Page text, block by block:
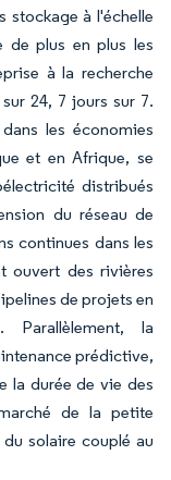
stockage à l'échelle
de plus en plus les
à la recherche
24, 7 jours sur 7.
les économies
et en Afrique, se
distribués
du réseau de
continues dans les
ouvert des rivières
de projets en
la
prédictive,
la durée de vie des
de la petite
solaire couplé au